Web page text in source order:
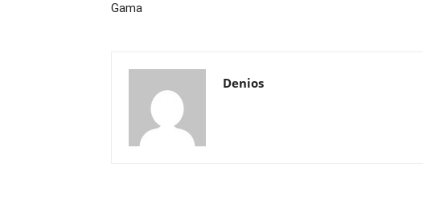
Gama
Denios